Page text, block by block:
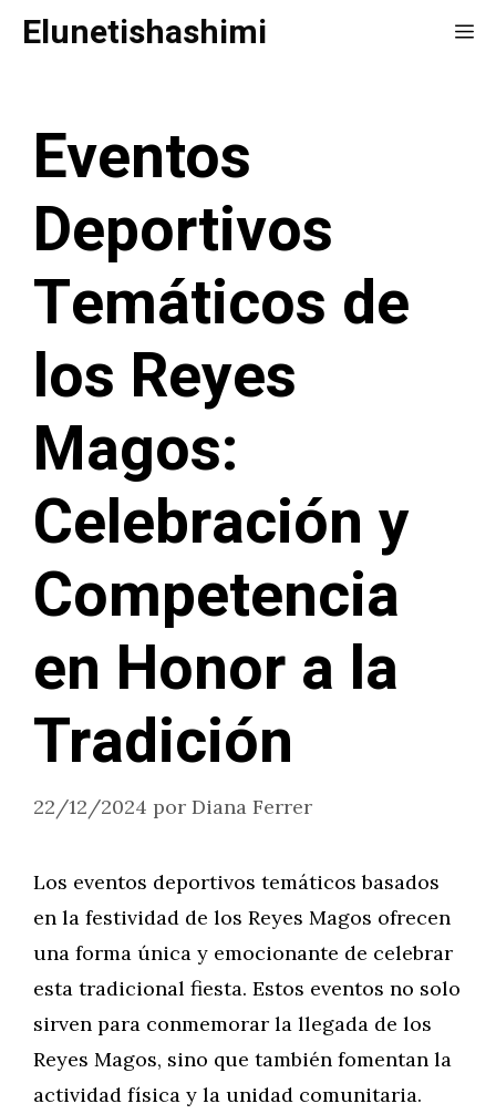
SaltarElunetishashimi
Eventos
Deportivos
Temáticos de
los Reyes
Magos:
Celebración y
Competencia
en Honor a la
Tradición
22/12/2024 por Diana Ferrer
Los eventos deportivos temáticos basados
en la festividad de los Reyes Magos ofrecen
una forma única y emocionante de celebrar
esta tradicional fiesta. Estos eventos no solo
sirven para conmemorar la llegada de los
Reyes Magos, sino que también fomentan la
actividad física y la unidad comunitaria.